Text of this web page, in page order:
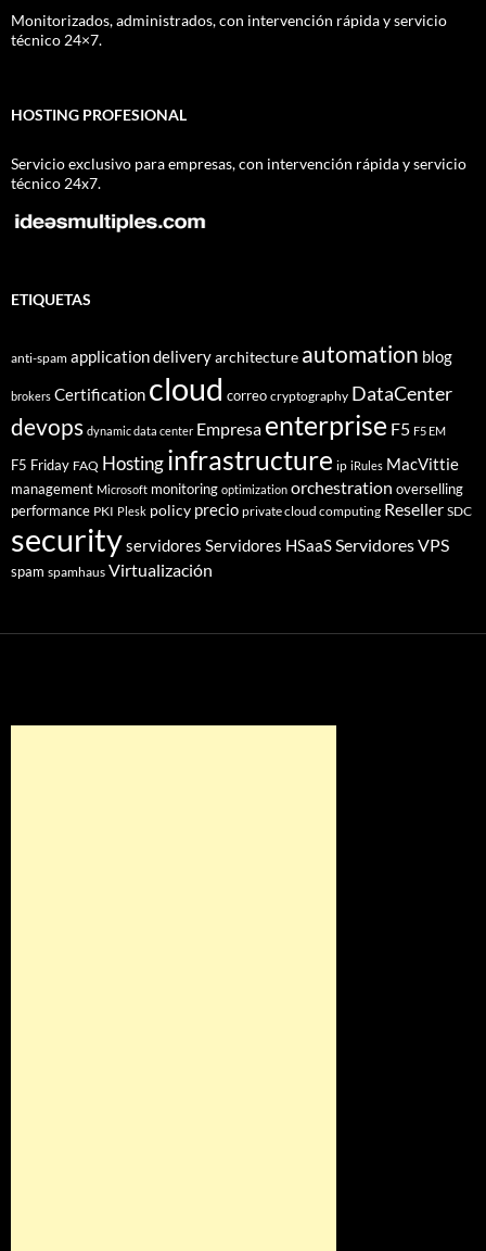
Monitorizados, administrados, con intervención rápida y servicio
técnico 24×7.
HOSTING PROFESIONAL
Servicio exclusivo para empresas, con intervención rápida y servicio
técnico 24x7.
ETIQUETAS
anti-spam application deliveryarchitecture automation blog
brokers Certification cloud correo cryptography DataCenter
devops dynamic data center Empresa enterprise F5 F5 EM
F5 Friday FAQ Hostinginfrastructure ip iRules MacVittie
management Microsoft monitoring optimization orchestration overselling
performance PKI Plesk policy precio private cloud computing Reseller SDC
securityservidores Servidores HSaaSServidores VPS
spam spamhaus Virtualización